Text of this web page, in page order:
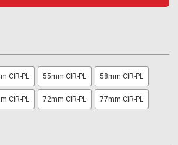
CIR-PL 55mm CIR-PL 58mm CIR-PL
CIR-PL 72mm CIR-PL 77mm CIR-PL